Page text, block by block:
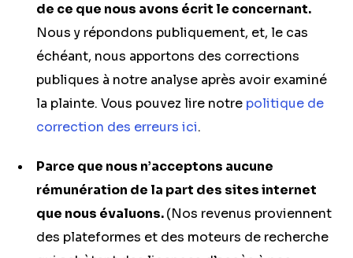
de ce que nous avons écrit le concernant.
Nous y répondons publiquement, et, le cas
échéant, nous apportons des corrections
publiques à notre analyse après avoir examiné
la plainte. Vous pouvez lire notre politique de
correction des erreurs ici.
Parce que nous n’acceptons aucune
rémunération de la part des sites internet
que nous évaluons.(Nos revenus proviennent
des plateformes et des moteurs de recherche